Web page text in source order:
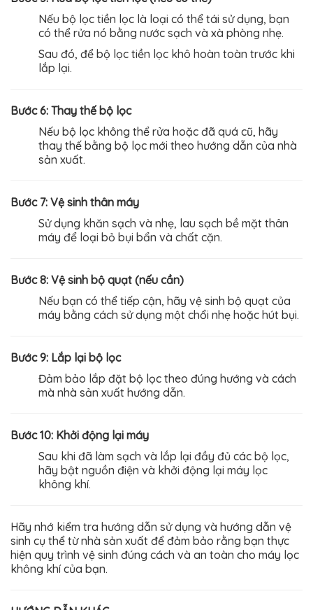
Nếu bộ lọc tiền lọc là loại có thể tái sử dụng, bạn
có thể rửa nó bằng nước sạch và xà phòng nhẹ.
Sau đó, để bộ lọc tiền lọc khô hoàn toàn trước khi
lắp lại.
Bước 6: Thay thế bộ lọc
Nếu bộ lọc không thể rửa hoặc đã quá cũ, hãy
thay thế bằng bộ lọc mới theo hướng dẫn của nhà
sản xuất.
Bước 7: Vệ sinh thân máy
Sử dụng khăn sạch và nhẹ, lau sạch bề mặt thân
máy để loại bỏ bụi bẩn và chất cặn.
Bước 8: Vệ sinh bộ quạt (nếu cần)
Nếu bạn có thể tiếp cận, hãy vệ sinh bộ quạt của
máy bằng cách sử dụng một chổi nhẹ hoặc hút bụi.
Bước 9: Lắp lại bộ lọc
Đảm bảo lắp đặt bộ lọc theo đúng hướng và cách
mà nhà sản xuất hướng dẫn.
Bước 10: Khởi động lại máy
Sau khi đã làm sạch và lắp lại đầy đủ các bộ lọc,
hãy bật nguồn điện và khởi động lại máy lọc
không khí.
Hãy nhớ kiểm tra hướng dẫn sử dụng và hướng dẫn vệ
sinh cụ thể từ nhà sản xuất để đảm bảo rằng bạn thực
hiện quy trình vệ sinh đúng cách và an toàn cho máy lọc
không khí của bạn.